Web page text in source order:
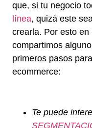
que, si tu negocio
línea, quizá este
crearla. Por esto
compartimos
primeros pasos
ecommerce:
Te puede